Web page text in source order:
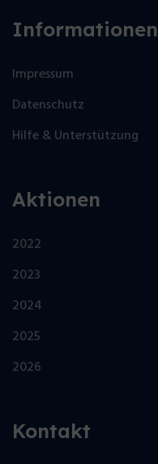
Informationen
Impressum
Datenschutz
Hilfe & Unterstützung
Aktionen
2022
2023
2024
2025
2026
Kontakt